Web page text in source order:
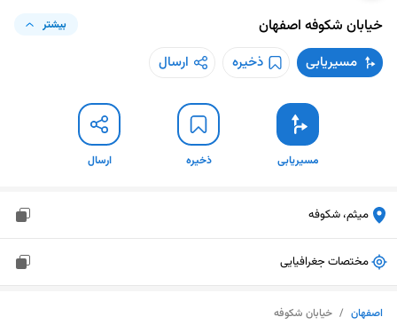
خیابان شکوفه اصفهان بیشتر
مسیریابی ذخیره ارسال
مسیریابی ذخیره ارسال
میثم، شکوفه
مختصات جغرافیایی
اصفهان / خیابان شکوفه